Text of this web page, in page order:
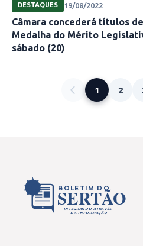
DESTAQUES 19/08/2022
Câmara concederá títulos
Medalha do Mérito
sábado (20)
1 2
BOLETIM DO
SERTÃO
INTEGRANDO ATRAVÉS
DA INFORMAÇÃO